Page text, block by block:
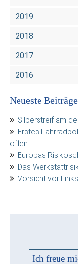
2019
2018
2017
2016
Neueste Beiträge
Silberstreif am
Erstes
offen
Europas
Das
Vorsicht vor
Ich freue